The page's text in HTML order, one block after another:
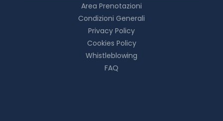
Area Prenotazioni
Condizioni Generali
Privacy Policy
Cookies Policy
Whistleblowing
FAQ